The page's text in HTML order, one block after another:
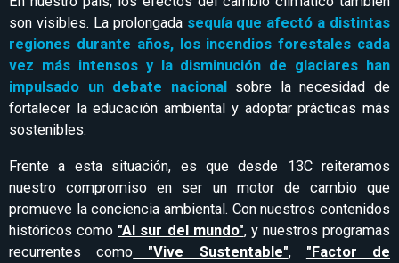
son visibles. La prolongada sequía que afectó a distintas
regiones durante años, los incendios forestales cada
vez más intensos y la disminución de glaciares han
impulsado un debate nacional
sobre la necesidad de
fortalecer la educación ambiental y adoptar prácticas más
sostenibles.
Frente a esta situación, es que desde 13C reiteramos
nuestro compromiso en ser un motor de cambio que
promueve la conciencia ambiental. Con nuestros contenidos
históricos como "Al sur del mundo", y nuestros programas
recurrentes como "Vive Sustentable", "Factor de